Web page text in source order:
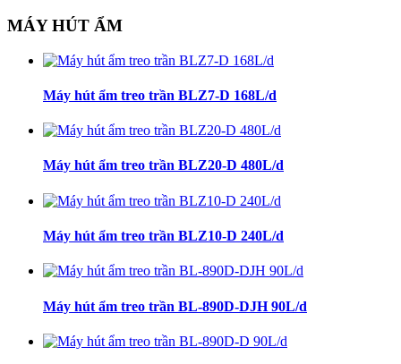
MÁY HÚT ẨM
Máy hút ẩm treo trần BLZ7-D 168L/d
Máy hút ẩm treo trần BLZ20-D 480L/d
Máy hút ẩm treo trần BLZ10-D 240L/d
Máy hút ẩm treo trần BL-890D-DJH 90L/d